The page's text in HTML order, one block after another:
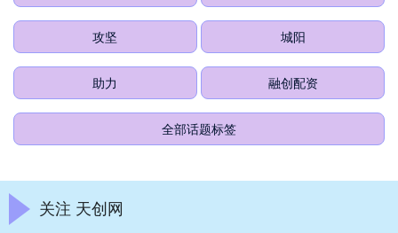
攻坚 城阳
助力 融创配资
全部话题标签
关注 天创网